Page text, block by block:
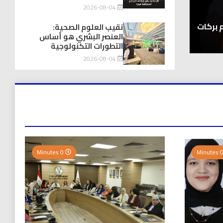
بركات المغصوبة
2026-08-04
2026-08-04
نقيب العلوم الصحية:
العنصر البشري هو أساس
التطورات التكنولوجية
2026-08-04